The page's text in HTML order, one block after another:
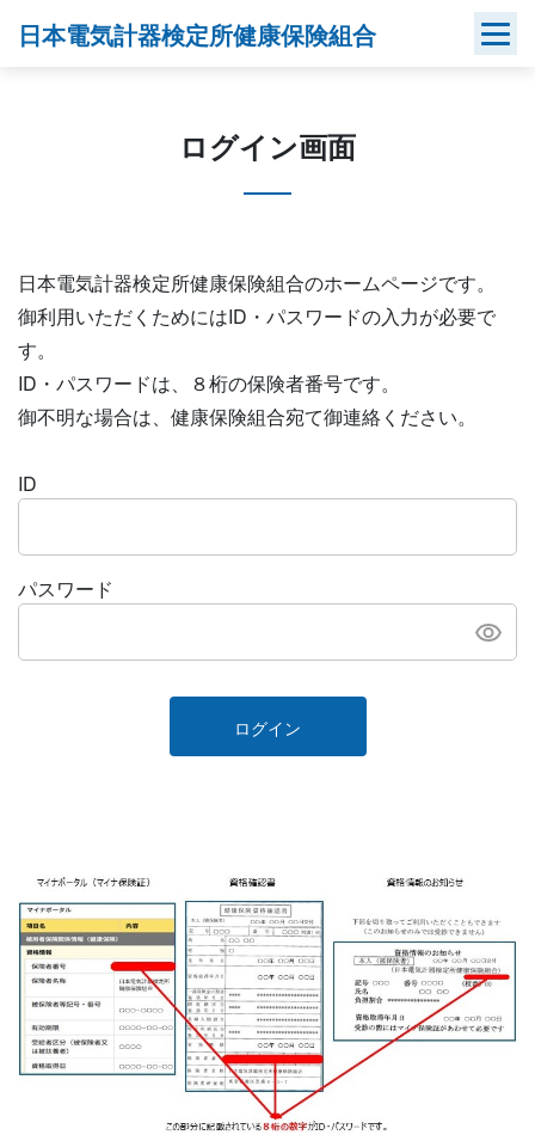
日本電気計器検定所健康保険組合
ログイン画面
日本電気計器検定所健康保険組合のホームページです。
御利用いただくためにはID・パスワードの入力が必要で
す。
ID・パスワードは、８桁の保険者番号です。
御不明な場合は、健康保険組合宛て御連絡ください。
ID
パスワード
ログイン